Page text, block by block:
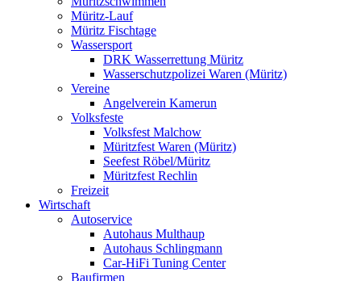
Müritz-Lauf
Müritz Fischtage
Wassersport
DRK Wasserrettung Müritz
Wasserschutzpolizei Waren (Müritz)
Vereine
Angelverein Kamerun
Volksfeste
Volksfest Malchow
Müritzfest Waren (Müritz)
Seefest Röbel/Müritz
Müritzfest Rechlin
Freizeit
Wirtschaft
Autoservice
Autohaus Multhaup
Autohaus Schlingmann
Car-HiFi Tuning Center
Baufirmen